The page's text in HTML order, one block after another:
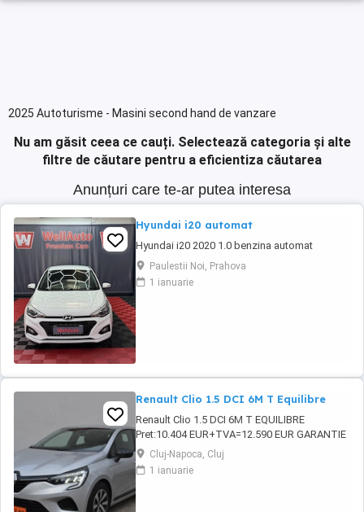
2025 Autoturisme - Masini second hand de vanzare
Nu am găsit ceea ce cauți. Selectează categoria și alte
filtre de căutare pentru a eficientiza căutarea
Anunțuri care te-ar putea interesa
Hyundai i20 automat
Hyundai i20 2020 1.0 benzina automat
Paulestii Noi, Prahova
1 ianuarie
Renault Clio 1.5 DCI 6M T Equilibre
Renault Clio 1.5 DCI 6M T EQUILIBRE
Pret:10.404 EUR+TVA=12.590 EUR GARANTIE
TEHNICA: 12 luni sau 20.000 km inclusa in
pret! Posibilitate extindere garantie tehnica
pana la 36 luni, fara limita de kilometri (cost
Cluj-Napoca, Cluj
1 ianuarie